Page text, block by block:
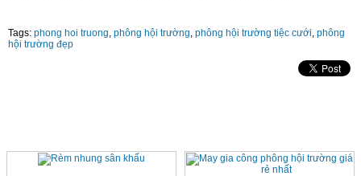
Tags: phong hoi truong phông hội trường phông hội trường tiệc cưới phông
hội trường đẹp